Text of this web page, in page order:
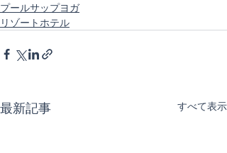
プールサップヨガ
リゾートホテル
最新記事 すべて表示